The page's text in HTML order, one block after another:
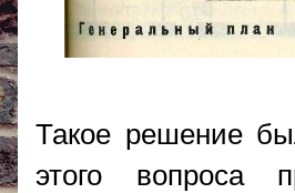
Такое решение
этого вопроса